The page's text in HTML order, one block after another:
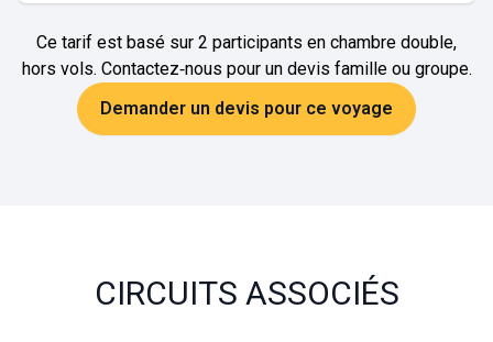
Ce tarif est basé sur 2 participants en chambre double,
hors vols. Contactez‑nous pour un devis famille ou groupe.
Demander un devis pour ce voyage
CIRCUITS ASSOCIÉS